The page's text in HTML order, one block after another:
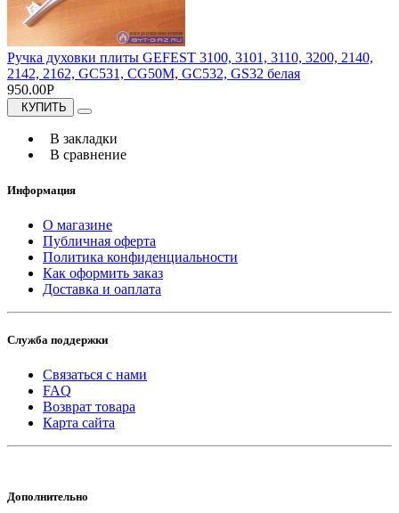
Ручка духовки плиты GEFEST 3100, 3101, 3110, 3200, 2140,
2142, 2162, GC531, CG50M, GC532, GS32 белая
950.00Р
КУПИТЬ
В закладки
В сравнение
Информация
О магазине
Публичная оферта
Политика конфиденциальности
Как оформить заказ
Доставка и оаплата
Служба поддержки
Связаться с нами
FAQ
Возврат товара
Карта сайта
Дополнительно